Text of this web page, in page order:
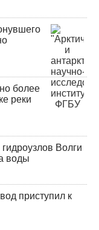
более
реки
Волги
воды
приступил к